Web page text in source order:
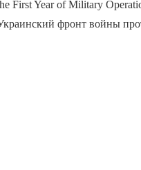
First Year of Military
фронт войны